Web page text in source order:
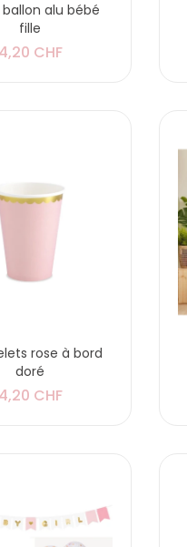
alu bébé
fille
4,20 CHF
rose à bord
doré
4,20 CHF